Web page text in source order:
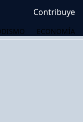
Contribuye
ECONOMÍA